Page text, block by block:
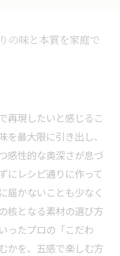
の味と本質を家庭で
再現したいと感じるこ
最大限に引き出し、
感性的な奥深さが息づ
にレシピ通りに作って
届かないことも少なく
核となる素材の選び方
ったプロの「こだわ
かを、五感で楽しむ方